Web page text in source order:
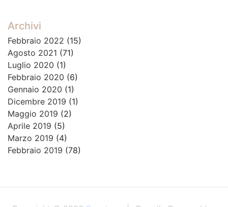
Archivi
Febbraio 2022 (15)
Agosto 2021 (71)
Luglio 2020 (1)
Febbraio 2020 (6)
Gennaio 2020 (1)
Dicembre 2019 (1)
Maggio 2019 (2)
Aprile 2019 (5)
Marzo 2019 (4)
Febbraio 2019 (78)